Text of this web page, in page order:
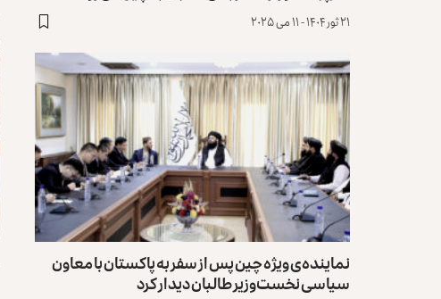
۲۱ ثور ۱۴۰۴ - ۱۱ می ۲۰۲۵
نماینده‌ی ویژه چین پس از سفر به پاکستان با معاون
سیاسی نخست‌وزیر طالبان دیدار کرد